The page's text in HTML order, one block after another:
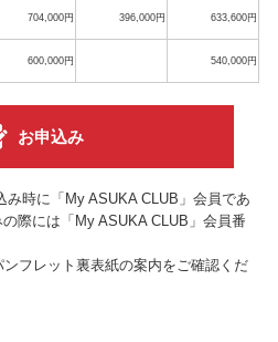
704,000円 396,000円 633,600円
600,000円 540,000円
お申込み
み時に「My ASUKA CLUB」会員であ
際には「My ASUKA CLUB」会員番
フレット裏表紙の案内をご確認くだ